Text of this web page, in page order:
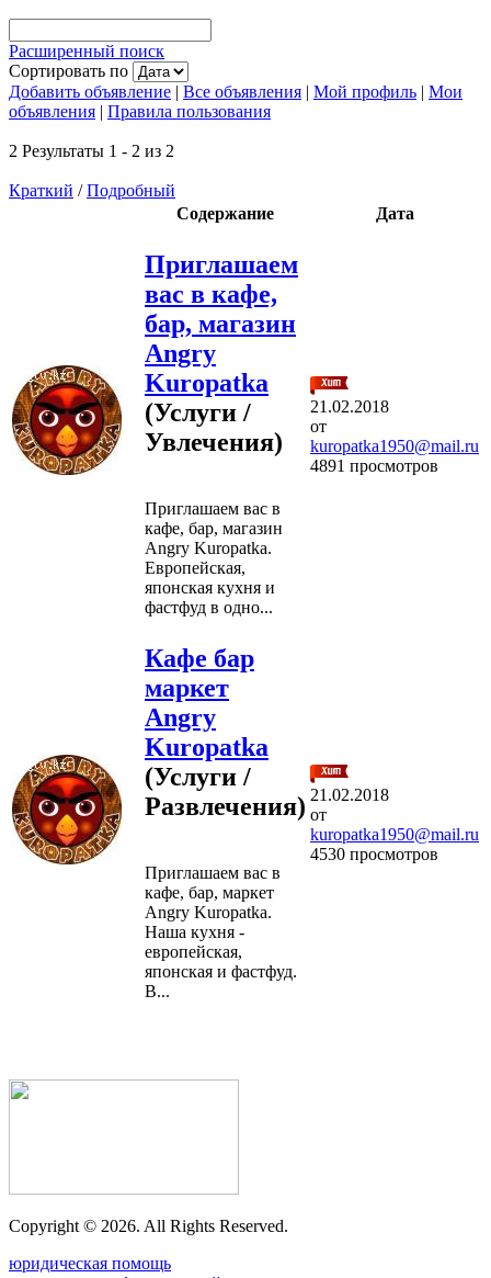
Расширенный поиск
Сортировать по
Добавить объявление | Все объявления | Мой профиль | Мои
объявления | Правила пользования
2 Результаты 1 - 2 из 2
Краткий /Подробный
Содержание
Дата
Приглашаем
вас в кафе,
бар, магазин
Angry
Kuropatka
(Услуги /
Увлечения)
Приглашаем вас в
кафе, бар, магазин
Angry Kuropatka.
Европейская,
японская кухня и
фастфуд в одно...
21.02.2018
от
kuropatka1950@mail.ru
4891 просмотров
Кафе бар
маркет
Angry
Kuropatka
(Услуги /
Развлечения)
Приглашаем вас в
кафе, бар, маркет
Angry Kuropatka.
Наша кухня -
европейская,
японская и фастфуд.
В...
21.02.2018
от
kuropatka1950@mail.ru
4530 просмотров
Copyright © 2026. All Rights Reserved.
юридическая помощь